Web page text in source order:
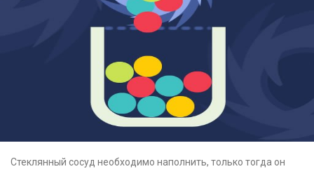
Стеклянный сосуд необходимо наполнить, только тогда он